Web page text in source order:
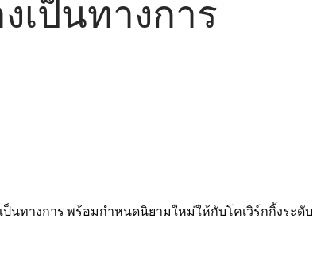
เป็นทางการ
ป็นทางการ พร้อมกำหนดนิยามใหม่ให้กับโคเวิร์กกิ้งระดับ